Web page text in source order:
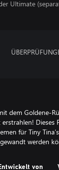
Ultimate
dem Goldene-
Dieses
für Tiny
werden
von